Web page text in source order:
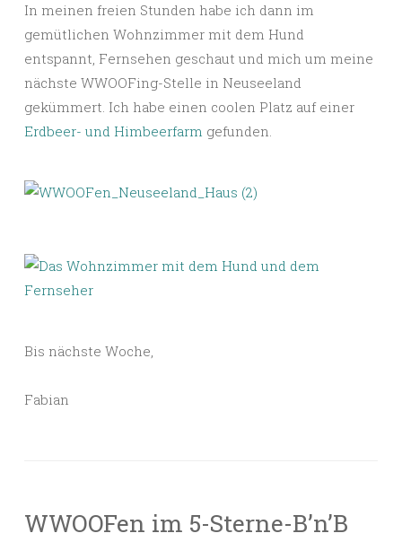
In meinen freien Stunden habe ich dann im
gemütlichen Wohnzimmer mit dem Hund
entspannt, Fernsehen geschaut und mich um meine
nächste WWOOFing-Stelle in Neuseeland
gekümmert. Ich habe einen coolen Platz auf einer
Erdbeer- und Himbeerfarm gefunden.
Bis nächste Woche,
Fabian
WWOOFen im 5-Sterne-B’n’B